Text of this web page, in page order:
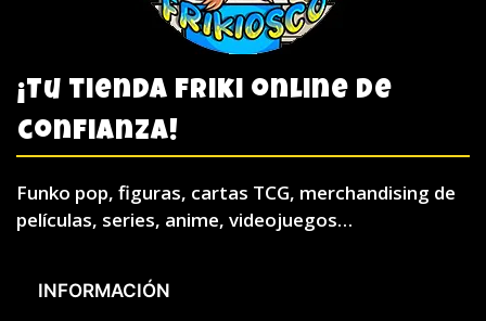
¡Tu tienda friki online de
confianza!
Funko pop, figuras, cartas TCG, merchandising de
películas, series, anime, videojuegos…
INFORMACIÓN